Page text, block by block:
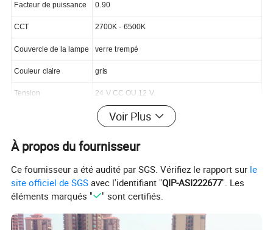
Facteur de puissance 0.90
CCT 2700K - 6500K
Couvercle de la lampe verre trempé
Couleur claire gris
Tension 24 V CC OU 12 V.
15/30°/15*45°
Durée de vie
Certificat CE ET ROHS
Voir Plus
À propos du fournisseur
Ce fournisseur a été audité par SGS. Vérifiez le rapport sur le
site officiel de SGS avec l'identifiant "QIP-ASI222677". Les
éléments marqués "
" sont certifiés.